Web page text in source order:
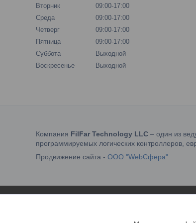
Вторник
09:00-17:00
Среда
09:00-17:00
Четверг
09:00-17:00
Пятница
09:00-17:00
Суббота
Выходной
Воскресенье
Выходной
Компания FilFar Technology LLC – один из
программируемых логических контроллеров,
Продвижение сайта - ООО "WebСфера"